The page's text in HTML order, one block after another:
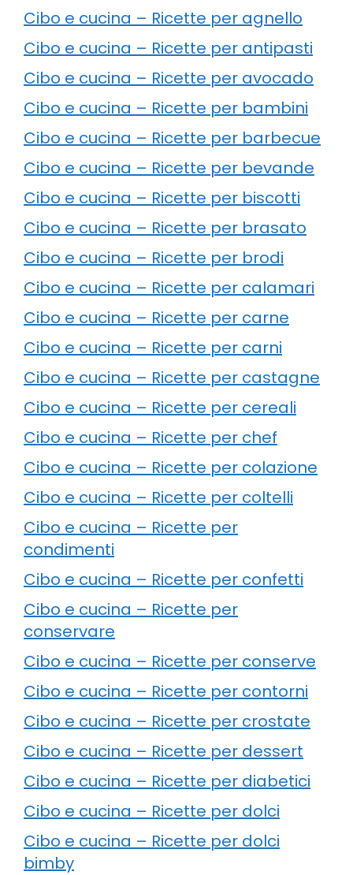
Cibo e cucina – Ricette per agnello
Cibo e cucina – Ricette per antipasti
Cibo e cucina – Ricette per avocado
Cibo e cucina – Ricette per bambini
Cibo e cucina – Ricette per barbecue
Cibo e cucina – Ricette per bevande
Cibo e cucina – Ricette per biscotti
Cibo e cucina – Ricette per brasato
Cibo e cucina – Ricette per brodi
Cibo e cucina – Ricette per calamari
Cibo e cucina – Ricette per carne
Cibo e cucina – Ricette per carni
Cibo e cucina – Ricette per castagne
Cibo e cucina – Ricette per cereali
Cibo e cucina – Ricette per chef
Cibo e cucina – Ricette per colazione
Cibo e cucina – Ricette per coltelli
Cibo e cucina – Ricette per
condimenti
Cibo e cucina – Ricette per confetti
Cibo e cucina – Ricette per
conservare
Cibo e cucina – Ricette per conserve
Cibo e cucina – Ricette per contorni
Cibo e cucina – Ricette per crostate
Cibo e cucina – Ricette per dessert
Cibo e cucina – Ricette per diabetici
Cibo e cucina – Ricette per dolci
Cibo e cucina – Ricette per dolci
bimby